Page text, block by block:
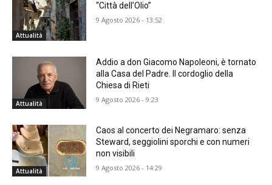
Attualità
“Città dell’Olio”
9 Agosto 2026 - 13:52
Attualità
Addio a don Giacomo Napoleoni, è tornato
alla Casa del Padre. Il cordoglio della
Chiesa di Rieti
9 Agosto 2026 - 9:23
Attualità
Caos al concerto dei Negramaro: senza
Steward, seggiolini sporchi e con numeri
non visibili
9 Agosto 2026 - 14:29